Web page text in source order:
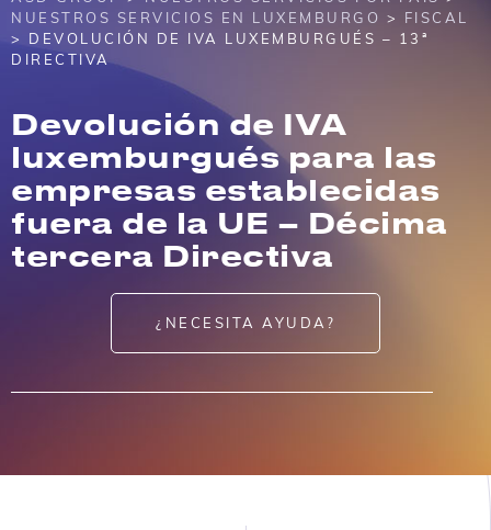
NUESTROS SERVICIOS EN LUXEMBURGO > FISCAL
> DEVOLUCIÓN DE IVA LUXEMBURGUÉS – 13ª
DIRECTIVA
Devolución de IVA
luxemburgués para las
empresas establecidas
fuera de la UE – Décima
tercera Directiva
¿NECESITA AYUDA?